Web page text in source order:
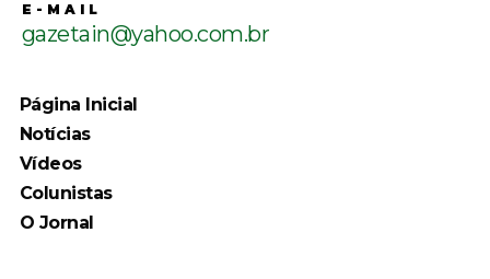
E-MAIL
gazetain@yahoo.com.br
Página Inicial
Notícias
Vídeos
Colunistas
O Jornal